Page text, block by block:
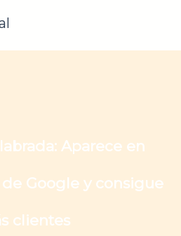
Aparece en
Google y consigue
clientes